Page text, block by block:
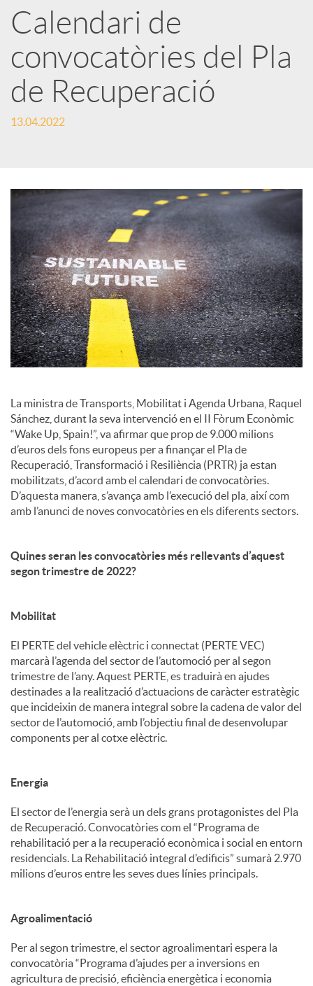
a
r
x
s
S
o
c
i
a
l
s
Calendari de
convocatòries del Pla
de Recuperació
13.04.2022
La ministra de Transports, Mobilitat i Agenda Urbana, Raquel
Sánchez, durant la seva intervenció en el II Fòrum Econòmic
“Wake Up, Spain!”, va afirmar que prop de 9.000 milions
d’euros dels fons europeus per a finançar el Pla de
Recuperació, Transformació i Resiliència (PRTR) ja estan
mobilitzats, d’acord amb el calendari de convocatòries.
D’aquesta manera, s’avança amb l’execució del pla, així com
amb l’anunci de noves convocatòries en els diferents sectors.
Quines seran les convocatòries més rellevants d’aquest
segon trimestre de 2022?
Mobilitat
El PERTE del vehicle elèctric i connectat (PERTE VEC)
marcarà l’agenda del sector de l’automoció per al segon
trimestre de l’any. Aquest PERTE, es traduirà en ajudes
destinades a la realització d’actuacions de caràcter estratègic
que incideixin de manera integral sobre la cadena de valor del
sector de l’automoció, amb l’objectiu final de desenvolupar
components per al cotxe elèctric.
Energia
El sector de l’energia serà un dels grans protagonistes del Pla
de Recuperació. Convocatòries com el “Programa de
rehabilitació per a la recuperació econòmica i social en entorn
residencials. La Rehabilitació integral d’edificis” sumarà 2.970
milions d’euros entre les seves dues línies principals.
Agroalimentació
Per al segon trimestre, el sector agroalimentari espera la
convocatòria “Programa d’ajudes per a inversions en
agricultura de precisió, eficiència energètica i economia